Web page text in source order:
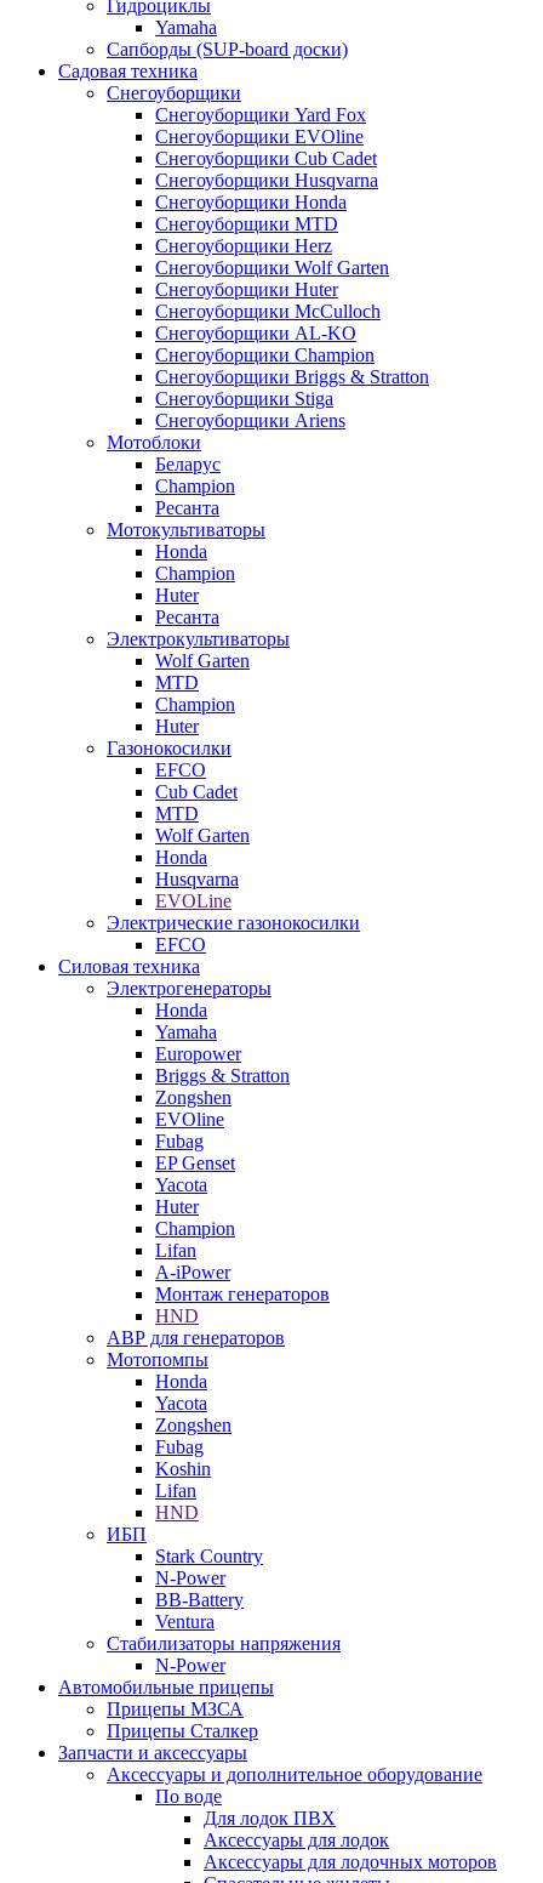
Гидроциклы
Yamaha
Сапборды (SUP-board доски)
Садовая техника
Снегоуборщики
Снегоуборщики Yard Fox
Снегоуборщики EVOline
Снегоуборщики Cub Cadet
Снегоуборщики Husqvarna
Снегоуборщики Honda
Снегоуборщики MTD
Снегоуборщики Herz
Снегоуборщики Wolf Garten
Снегоуборщики Huter
Снегоуборщики McCulloch
Снегоуборщики AL-KO
Снегоуборщики Champion
Снегоуборщики Briggs & Stratton
Снегоуборщики Stiga
Снегоуборщики Ariens
Мотоблоки
Беларус
Champion
Ресанта
Мотокультиваторы
Honda
Champion
Huter
Ресанта
Электрокультиваторы
Wolf Garten
MTD
Champion
Huter
Газонокосилки
EFCO
Cub Cadet
MTD
Wolf Garten
Honda
Husqvarna
EVOLine
Электрические газонокосилки
EFCO
Силовая техника
Электрогенераторы
Honda
Yamaha
Europower
Briggs & Stratton
Zongshen
EVOline
Fubag
EP Genset
Yacota
Huter
Champion
Lifan
A-iPower
Монтаж генераторов
HND
АВР для генераторов
Мотопомпы
Honda
Yacota
Zongshen
Fubag
Koshin
Lifan
HND
ИБП
Stark Country
N-Power
BB-Battery
Ventura
Стабилизаторы напряжения
N-Power
Автомобильные прицепы
Прицепы МЗСА
Прицепы Сталкер
Запчасти и аксессуары
Аксессуары и дополнительное оборудование
По воде
Для лодок ПВХ
Аксессуары для лодок
Аксессуары для лодочных моторов